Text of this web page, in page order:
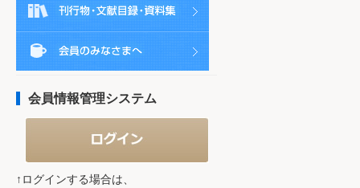
会員情報管理システム
↑ログインする場合は、